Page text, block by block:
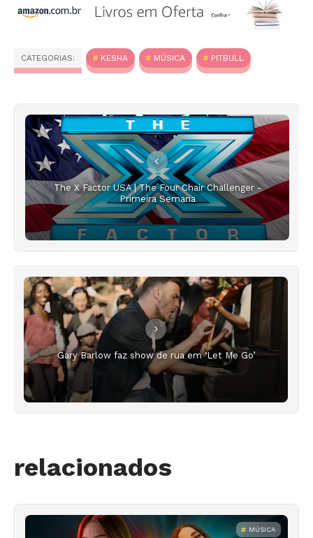
CATEGORIAS: KESHA MÚSICA PITBULL
The X Factor USA | The Four Chair Challenger -
Primeira Semana
Gary Barlow faz show de rua em ‘Let Me Go’
relacionados
MÚSICA